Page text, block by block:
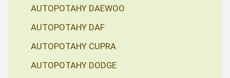
AUTOPOTAHY DAEWOO
AUTOPOTAHY DAF
AUTOPOTAHY CUPRA
AUTOPOTAHY DODGE